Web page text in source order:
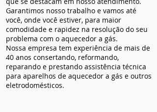
Garantimos nosso trabalho e vamos até
você, onde você estiver, para maior
comodidade e rapidez na resolução do seu
problema com o aquecedor a gás.
Nossa empresa tem experiência de mais de
40 anos consertando, reformando,
reparando e prestando assistência técnica
para aparelhos de aquecedor a gás e outros
eletrodomésticos.